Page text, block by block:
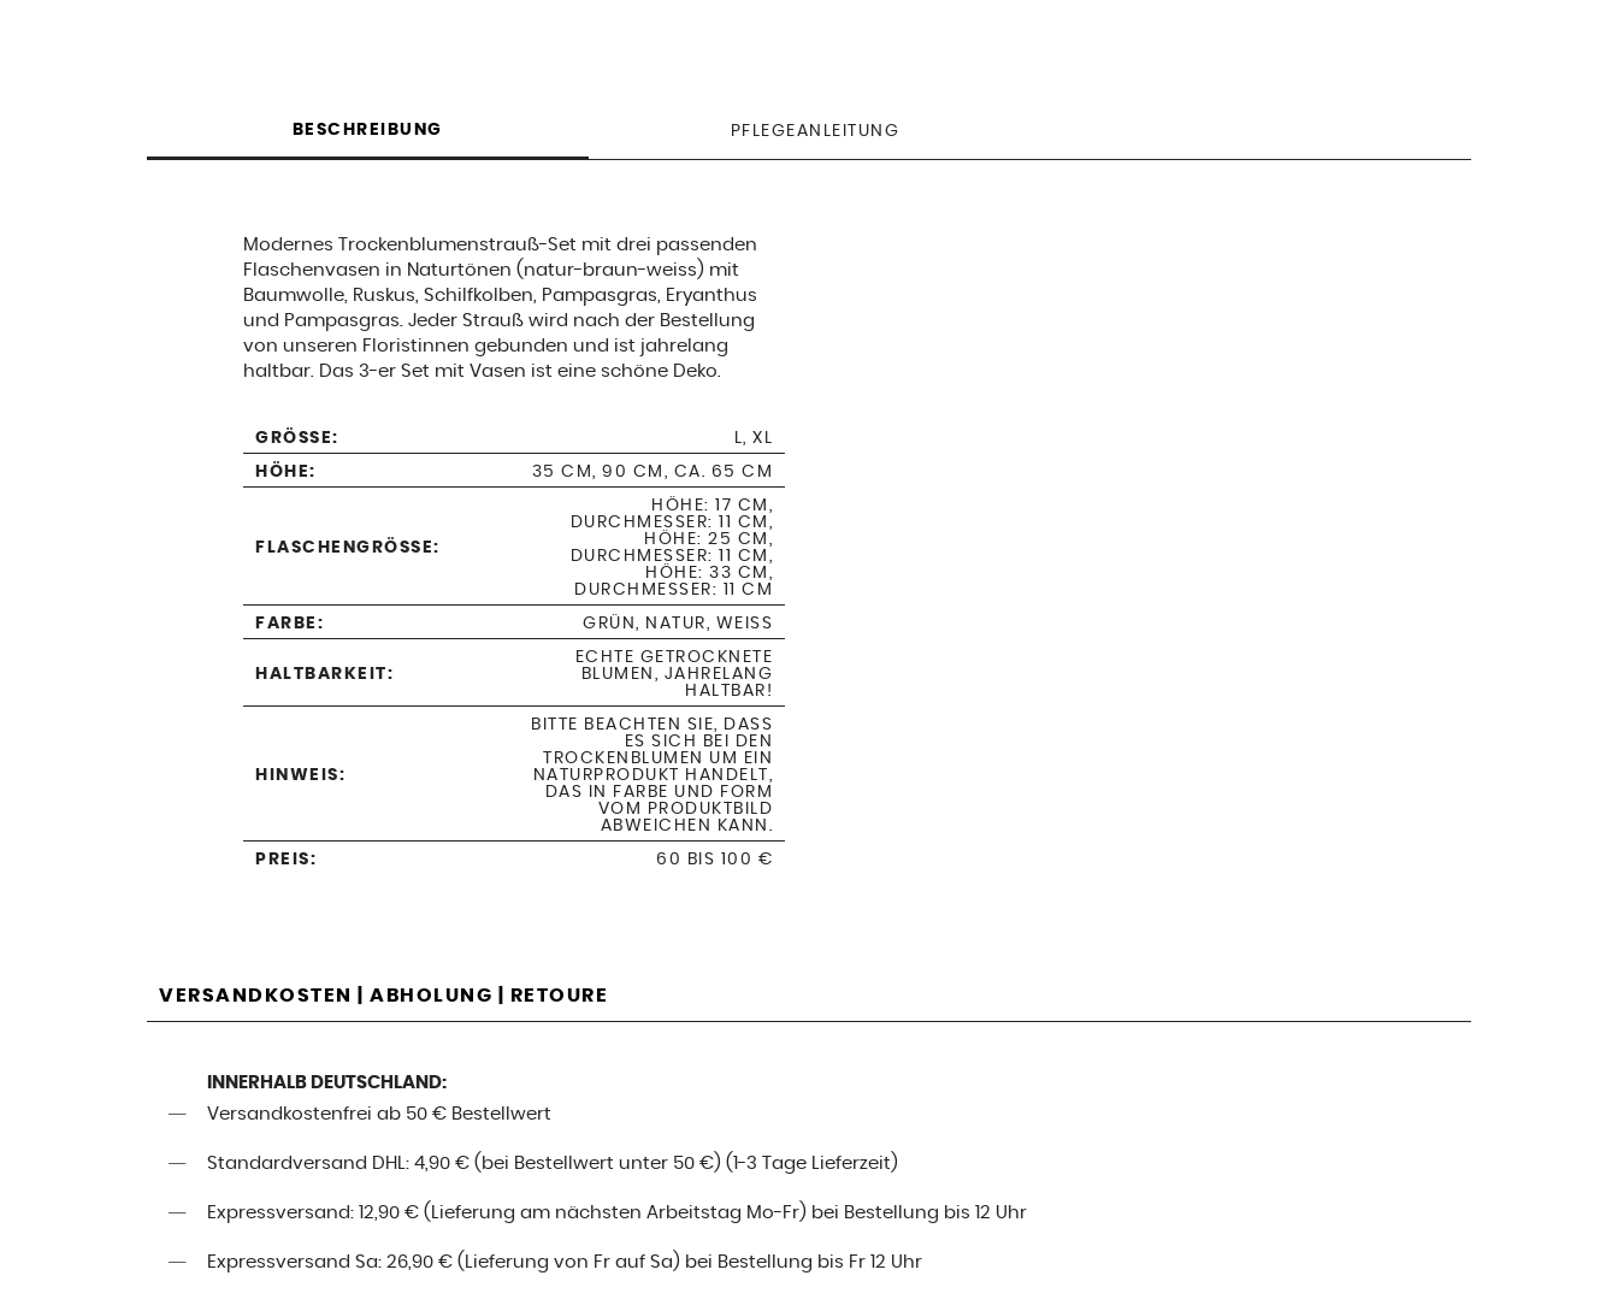
BESCHREIBUNG PFLEGEANLEITUNG
Modernes Trockenblumenstrauß-Set mit drei passenden
Flaschenvasen in Naturtönen (natur-braun-weiss) mit
Baumwolle, Ruskus, Schilfkolben, Pampasgras, Eryanthus
und Pampasgras. Jeder Strauß wird nach der Bestellung
von unseren Floristinnen gebunden und ist jahrelang
haltbar. Das 3-er Set mit Vasen ist eine schöne Deko.
GRÖSSE:
L, XL
HÖHE:
35 CM, 90 CM, CA. 65 CM
FLASCHENGRÖSSE:
HÖHE: 17 CM,
DURCHMESSER: 11 CM,
HÖHE: 25 CM,
DURCHMESSER: 11 CM,
HÖHE: 33 CM,
DURCHMESSER: 11 CM
FARBE:
GRÜN, NATUR, WEISS
HALTBARKEIT:
ECHTE GETROCKNETE
BLUMEN, JAHRELANG
HALTBAR!
HINWEIS:
BITTE BEACHTEN SIE, DASS
ES SICH BEI DEN
TROCKENBLUMEN UM EIN
NATURPRODUKT HANDELT,
DAS IN FARBE UND FORM
VOM PRODUKTBILD
ABWEICHEN KANN.
PREIS:
60 BIS 100 €
VERSANDKOSTEN | ABHOLUNG | RETOURE
INNERHALB DEUTSCHLAND:
Versandkostenfrei ab 50 € Bestellwert
Standardversand DHL: 4,90 € (bei Bestellwert unter 50 €) (1-3 Tage Lieferzeit)
Expressversand: 12,90 € (Lieferung am nächsten Arbeitstag Mo-Fr) bei Bestellung bis 12 Uhr
Expressversand Sa: 26,90 € (Lieferung von Fr auf Sa) bei Bestellung bis Fr 12 Uhr